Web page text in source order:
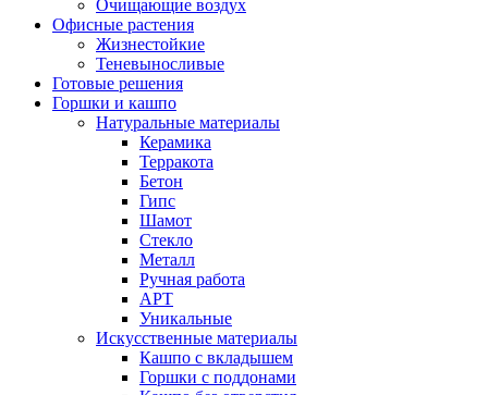
Очищающие воздух
Офисные растения
Жизнестойкие
Теневыносливые
Готовые решения
Горшки и кашпо
Натуральные материалы
Керамика
Терракота
Бетон
Гипс
Шамот
Стекло
Металл
Ручная работа
АРТ
Уникальные
Искусственные материалы
Кашпо с вкладышем
Горшки с поддонами